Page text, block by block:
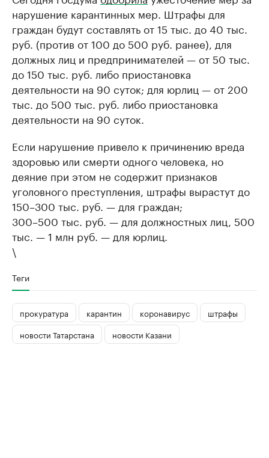
нарушение карантинных мер. Штрафы для
граждан будут составлять от 15 тыс. до 40 тыс.
руб. (против от 100 до 500 руб. ранее), для
должных лиц и предпринимателей — от 50 тыс.
до 150 тыс. руб. либо приостановка
деятельности на 90 суток; для юрлиц — от 200
тыс. до 500 тыс. руб. либо приостановка
деятельности на 90 суток.
Если нарушение привело к причинению вреда
здоровью или смерти одного человека, но
деяние при этом не содержит признаков
уголовного преступления, штрафы вырастут до
150–300 тыс. руб. — для граждан;
300–500 тыс. руб. — для должностных лиц, 500
тыс. — 1 млн руб. — для юрлиц.
\
Теги
прокуратура карантин коронавирус
штрафы
новости Татарстана
новости Казани